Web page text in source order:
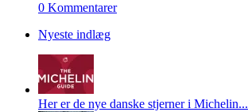
0 Kommentarer
Nyeste indlæg
Her er de nye danske stjerner i Michelin...